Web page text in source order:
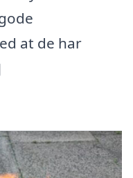
at de har